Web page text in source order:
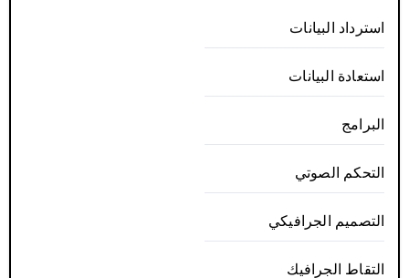
استرداد البيانات
استعادة البيانات
البرامج
التحكم الصوتي
التصميم الجرافيكي
التقاط الجرافيك